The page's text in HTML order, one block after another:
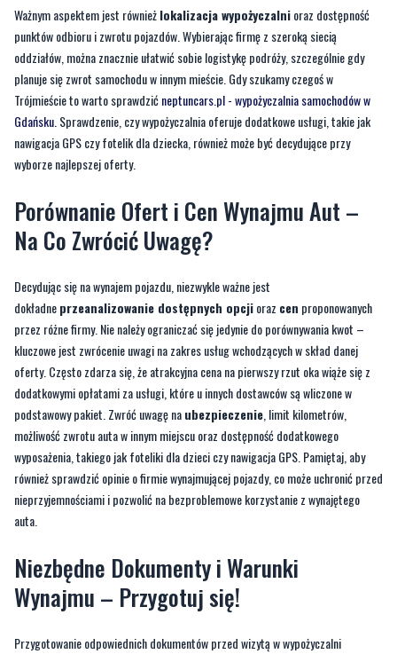
Ważnym aspektem jest równieżlokalizacja wypożyczalnioraz dostępność
punktów odbioru i zwrotu pojazdów. Wybierając firmę z szeroką siecią
oddziałów, można znacznie ułatwić sobie logistykę podróży, szczególnie gdy
planuje się zwrot samochodu w innym mieście. Gdy szukamy czegoś w
Trójmieście to warto sprawdzićneptuncars.pl - wypożyczalnia samochodów w
Gdańsku.Sprawdzenie, czy wypożyczalnia oferuje dodatkowe usługi, takie jak
nawigacja GPS czy fotelik dla dziecka, również może być decydujące przy
wyborze najlepszej oferty.
Porównanie Ofert i Cen Wynajmu Aut –
Na Co Zwrócić Uwagę?
Decydując się na wynajem pojazdu, niezwykle ważne jest
dokładneprzeanalizowanie dostępnych opcjioraz cen proponowanych
przez różne firmy. Nie należy ograniczać się jedynie do porównywania kwot –
kluczowe jest zwrócenie uwagi na zakres usług wchodzących w skład danej
oferty. Często zdarza się, że atrakcyjna cena na pierwszy rzut oka wiąże się z
dodatkowymi opłatami za usługi, które u innych dostawców są wliczone w
podstawowy pakiet. Zwróć uwagę naubezpieczenie, limit kilometrów,
możliwość zwrotu auta w innym miejscu oraz dostępność dodatkowego
wyposażenia, takiego jak foteliki dla dzieci czy nawigacja GPS. Pamiętaj, aby
również sprawdzić opinie o firmie wynajmującej pojazdy, co może uchronić przed
nieprzyjemnościami i pozwolić na bezproblemowe korzystanie z wynajętego
auta.
Niezbędne Dokumenty i Warunki
Wynajmu – Przygotuj się!
Przygotowanie odpowiednich dokumentów przed wizytą w wypożyczalni